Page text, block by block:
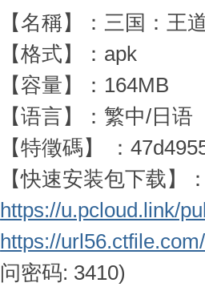
【名稱】：三国：王
【格式】：apk
【容量】：164MB
【语言】：繁中/日语
【特徵碼】 ：
【快速安装包下载】
https://u.pcloud.link/
https://
问密码: 3410)